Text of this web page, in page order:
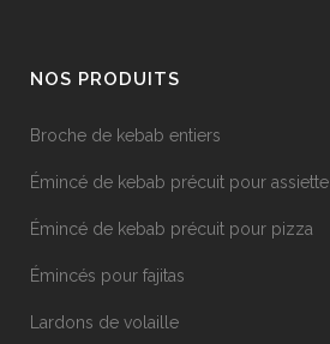
NOS PRODUITS
Broche de kebab entiers
Émincé de kebab précuit pour
Émincé de kebab précuit pour pizza
Émincés pour fajitas
Lardons de volaille